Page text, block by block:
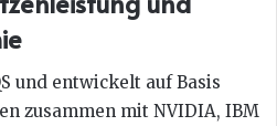
und entwickelt auf Basis
zusammen mit NVIDIA, IBM